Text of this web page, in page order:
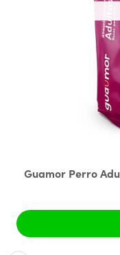
Guamor Perro